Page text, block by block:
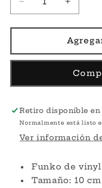
Reducir
cantidad
para
Encargo
-
#1925
Dragon
Ball
Pop!
cantidad
para
Por
-
Chichi
#1925
Dragon
Ball
Pop!
Retiro disponible en
Normalmente está listo
Ver información
Funko de vinyl
Tamaño: 10